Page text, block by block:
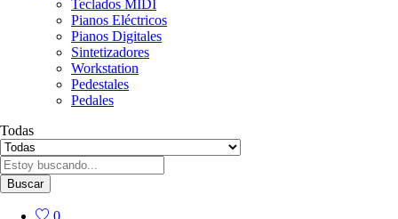
Teclados MIDI
Pianos Eléctricos
Pianos Digitales
Sintetizadores
Workstation
Pedestales
Pedales
Todas
Buscar
0